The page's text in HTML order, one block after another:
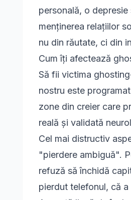
personală, o
menținerea relațiilor
nu din răutate, ci din
Cum îți afectează
Să fii victima
nostru este
zone din creier care
reală și validată
Cel mai distructiv
"pierdere ambiguă".
refuză să închidă
pierdut telefonul, că